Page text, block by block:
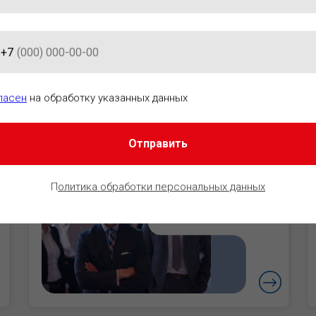
ПРАВОВОГО
Руководители
Уверенность в
безопасности
+7
на обработку указанных данных
Отправить
Политика обработки персональных данных